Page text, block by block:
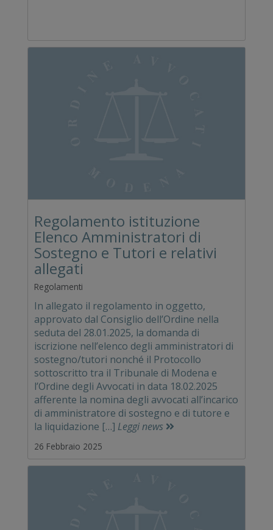
Regolamento istituzione
Elenco Amministratori di
Sostegno e Tutori e relativi
allegati
Regolamenti
In allegato il regolamento in oggetto,
approvato dal Consiglio dell’Ordine nella
seduta del 28.01.2025, la domanda di
iscrizione nell’elenco degli amministratori di
sostegno/tutori nonché il Protocollo
sottoscritto tra il Tribunale di Modena e
l’Ordine degli Avvocati in data 18.02.2025
afferente la nomina degli avvocati all’incarico
di amministratore di sostegno e di tutore e
la liquidazione […] Leggi news
26 Febbraio 2025